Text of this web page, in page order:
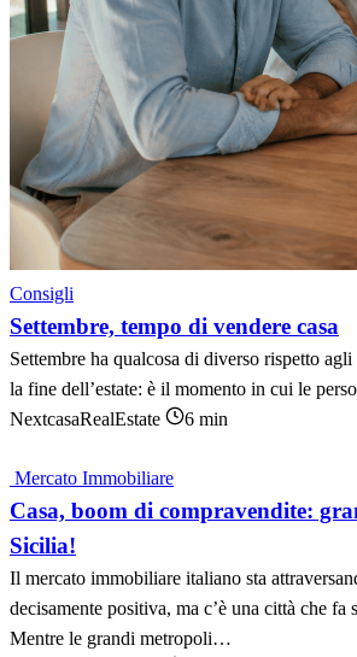
Consigli
Settembre, tempo di vendere casa
Settembre ha qualcosa di diverso rispetto
la fine dell’estate: è il momento in cui le
NextcasaRealEstate
6 min
Mercato Immobiliare
Casa, boom di compravendite:
Sicilia!
Il mercato immobiliare italiano sta
decisamente positiva, ma c’è una città che fa
Mentre le grandi metropoli…